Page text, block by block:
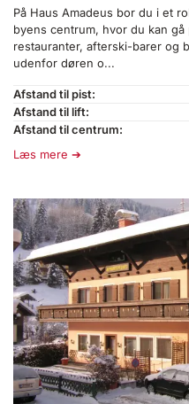
På Haus Amadeus bor du i et
byens centrum, hvor du kan
restauranter, afterski-barer og
udenfor døren o...
Afstand til pist:
Afstand til lift:
Afstand til centrum:
Læs mere